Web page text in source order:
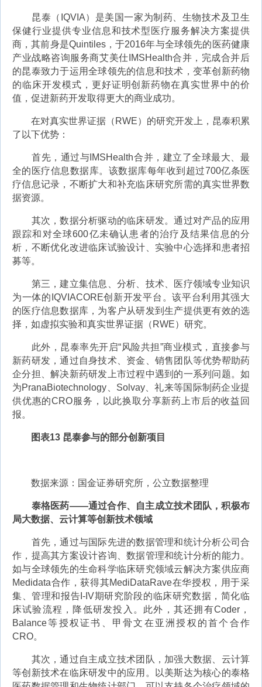
昆泰（IQVIA）是美国一家为制药、生物技术及卫生
保健行业提供专业信息和技术型医疗服务解决方案提供
商，其前身是Quintiles，于2016年与全球领先的医药健康
产业战略咨询服务商艾美仕IMSHealth合并，完成合并后
的昆泰致力于运用全球领先的信息和技术，变革创新药物
的临床开发模式，更好证明创新药物在真实世界中的价
值，促进新药开发取得更大的商业成功。
在对真实世界证据（RWE）的研究开发上，昆泰积累
了以下优势：
首先，通过与IMSHealth合并，建立了全球最大、最
全的医疗信息数据库。该数据库每年收到超过700亿条医
疗信息记录，不断扩大和补充临床研究所需的真实世界数
据资源。
其次，数据分析驱动的临床研发。通过对产品的应用
跟踪和对全球600亿未确认患者的治疗及结果信息的分
析，不断优化改进临床试验设计、实验中心选择和患者招
募等。
第三，建立集信息、分析、技术、医疗领域专业知识
为一体的IQVIACORE创新开发平台。该平台利用其强大
的医疗信息数据库，为客户从研发到生产提供更有效的选
择，如虚拟实验和真实世界证据（RWE）研究。
此外，昆泰率先开启“风险共担”商业模式，直接参与
新药研发，通过自身技术、资金、销售团队等优势帮助药
企分担、解决新药研发上市过程中遇到的一系列问题。如
为PranaBiotechnology、Solvay、礼来等国际制药企业提
供优惠的CRO服务，以此换取分享新药上市后的收益回
报。
图表13 昆泰参与的部分创新项目
数据来源：国金证券研究所，公立数据整理
泰格医药——通过合作、自主成立技术团队，积极布
局大数据、云计算等创新技术领域
首先，通过与国际先进的数据管理和统计分析公司合
作，提高其方案设计咨询、数据管理和统计分析的能力。
如与全球领先的生命科学临床研究领域云解决方案供应商
Medidata合作，获得其MediDataRave在华授权，用于采
集、管理和报告I-IV期研究阶段的临床研究数据，简化临
床试验流程，降低研发投入。此外，其还拥有Coder，
Balance等授权证书、甲骨文在亚洲授权的首个合作
CRO。
其次，通过自主成立技术团队，加强大数据、云计算
等创新技术在临床研发中的应用。以美斯达为核心的泰格